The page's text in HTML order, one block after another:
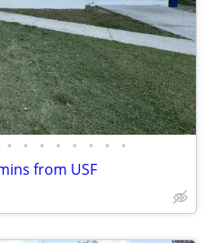
• • • • • • • •
from USF